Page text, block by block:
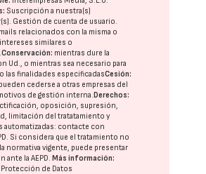
Suscripción a nuestra(s)
Gestión de cuenta de usuario.
relacionados con la misma o
similares o
Conservación: mientras dure la
Ud., o mientras sea necesario para
las finalidades especificadasCesión:
cederse a otras empresas del
de gestión interna.Derechos:
oposición, supresión,
limitación del tratatamiento y
automatizadas: contacte con
. Si considera que el tratamiento no
normativa vigente, puede presentar
ante laAEPD .Más información:
de Datos